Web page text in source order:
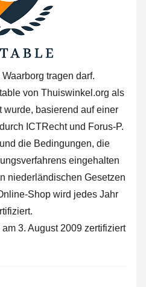
tragen darf.
von Thuiswinkel.org als
wurde, basierend auf einer
ICTRecht und Forus-P.
die Bedingungen, die
eingehalten
niederländischen Gesetzen
Shop wird jedes Jahr
3. August 2009 zertifiziert